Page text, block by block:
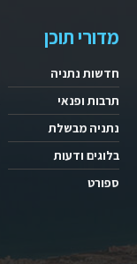
מדורי תוכן
חדשות נתניה
תרבות ופנאי
נתניה מבשלת
בלוגים ודעות
ספורט